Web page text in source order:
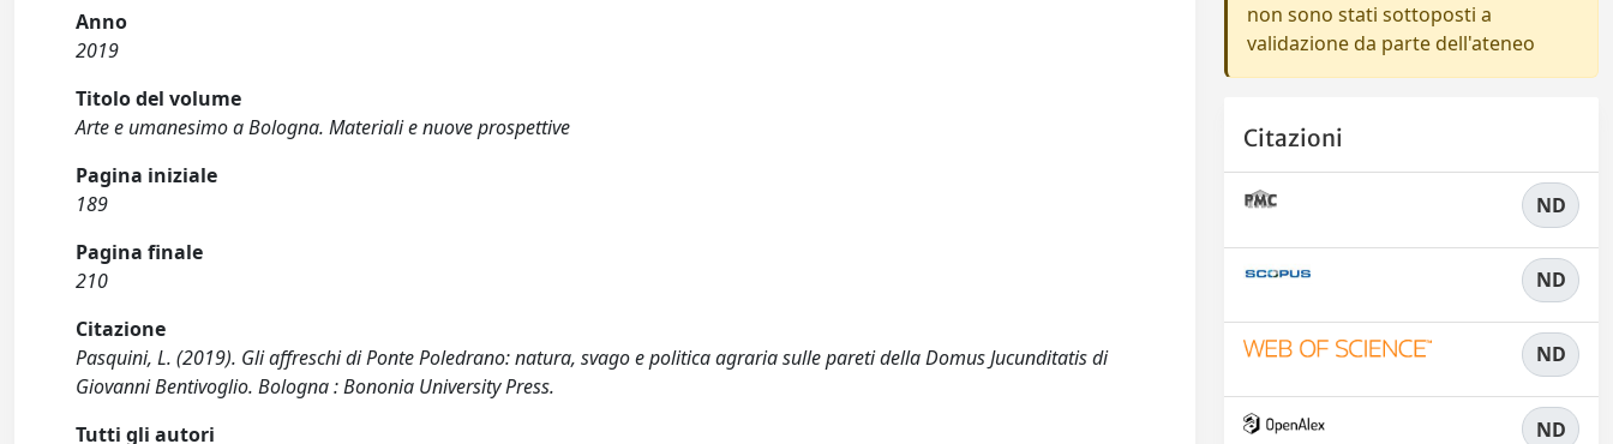
Anno
2019
Titolo del volume
Arte e umanesimo a Bologna. Materiali e nuove prospettive
Pagina iniziale
189
Pagina finale
210
Citazione
Pasquini, L. (2019). Gli affreschi di Ponte Poledrano: natura, svago e politica agraria sulle pareti della Domus Jucunditatis di
Giovanni Bentivoglio. Bologna : Bononia University Press.
Tutti gli autori
non sono stati sottoposti a
validazione da parte dell'ateneo
Citazioni
ND
ND
ND
ND